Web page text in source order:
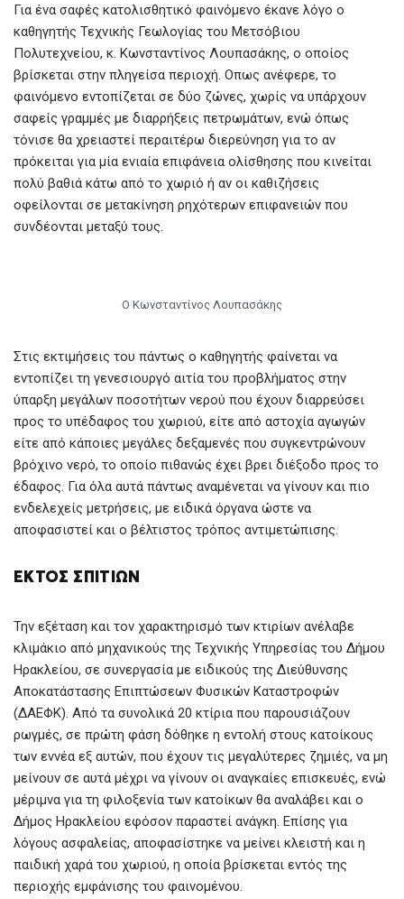
Για ένα σαφές κατολισθητικό φαινόμενο έκανε λόγο ο
καθηγητής Τεχνικής Γεωλογίας του Μετσόβιου
Πολυτεχνείου, κ. Κωνσταντίνος Λουπασάκης, ο οποίος
βρίσκεται στην πληγείσα περιοχή. Οπως ανέφερε, το
φαινόμενο εντοπίζεται σε δύο ζώνες, χωρίς να υπάρχουν
σαφείς γραμμές με διαρρήξεις πετρωμάτων, ενώ όπως
τόνισε θα χρειαστεί περαιτέρω διερεύνηση για το αν
πρόκειται για μία ενιαία επιφάνεια ολίσθησης που κινείται
πολύ βαθιά κάτω από το χωριό ή αν οι καθιζήσεις
οφείλονται σε μετακίνηση ρηχότερων επιφανειών που
συνδέονται μεταξύ τους.
Ο Κωνσταντίνος Λουπασάκης
Στις εκτιμήσεις του πάντως ο καθηγητής φαίνεται να
εντοπίζει τη γενεσιουργό αιτία του προβλήματος στην
ύπαρξη μεγάλων ποσοτήτων νερού που έχουν διαρρεύσει
προς το υπέδαφος του χωριού, είτε από αστοχία αγωγών
είτε από κάποιες μεγάλες δεξαμενές που συγκεντρώνουν
βρόχινο νερό, το οποίο πιθανώς έχει βρει διέξοδο προς το
έδαφος. Για όλα αυτά πάντως αναμένεται να γίνουν και πιο
ενδελεχείς μετρήσεις, με ειδικά όργανα ώστε να
αποφασιστεί και ο βέλτιστος τρόπος αντιμετώπισης.
ΕΚΤΌΣ ΣΠΙΤΙΏΝ
Την εξέταση και τον χαρακτηρισμό των κτιρίων ανέλαβε
κλιμάκιο από μηχανικούς της Τεχνικής Υπηρεσίας του Δήμου
Ηρακλείου, σε συνεργασία με ειδικούς της Διεύθυνσης
Αποκατάστασης Επιπτώσεων Φυσικών Καταστροφών
(ΔΑΕΦΚ). Από τα συνολικά 20 κτίρια που παρουσιάζουν
ρωγμές, σε πρώτη φάση δόθηκε η εντολή στους κατοίκους
των εννέα εξ αυτών, που έχουν τις μεγαλύτερες ζημιές, να μη
μείνουν σε αυτά μέχρι να γίνουν οι αναγκαίες επισκευές, ενώ
μέριμνα για τη φιλοξενία των κατοίκων θα αναλάβει και ο
Δήμος Ηρακλείου εφόσον παραστεί ανάγκη. Επίσης για
λόγους ασφαλείας, αποφασίστηκε να μείνει κλειστή και η
παιδική χαρά του χωριού, η οποία βρίσκεται εντός της
περιοχής εμφάνισης του φαινομένου.